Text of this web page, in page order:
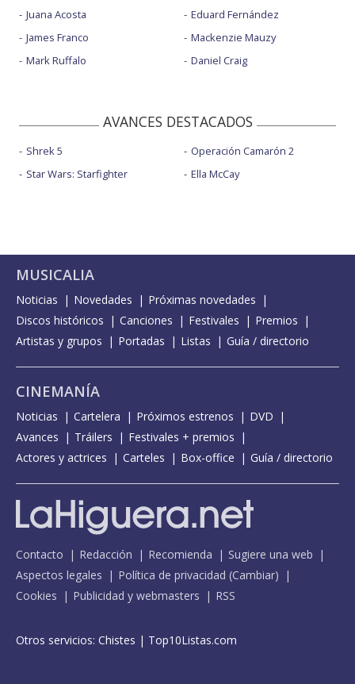
Juana Acosta
James Franco
Mark Ruffalo
Eduard Fernández
Mackenzie Mauzy
Daniel Craig
AVANCES DESTACADOS
Shrek 5
Star Wars: Starfighter
Operación Camarón 2
Ella McCay
MUSICALIA
Noticias Novedades
Próximas novedades
Discos históricos
Canciones Festivales
Premios
Artistas y grupos
Portadas Listas Guía / directorio
CINEMANÍA
Noticias Cartelera Próximos estrenos
DVD
Avances
Tráilers
Festivales + premios
Actores y actrices
Carteles Box-office Guía / directorio
Contacto Redacción Recomienda
Sugiere una web
Aspectos legales
Política de privacidad (Cambiar)
Cookies
Publicidad y webmasters RSS
Otros servicios: Chistes | Top10Listas.com